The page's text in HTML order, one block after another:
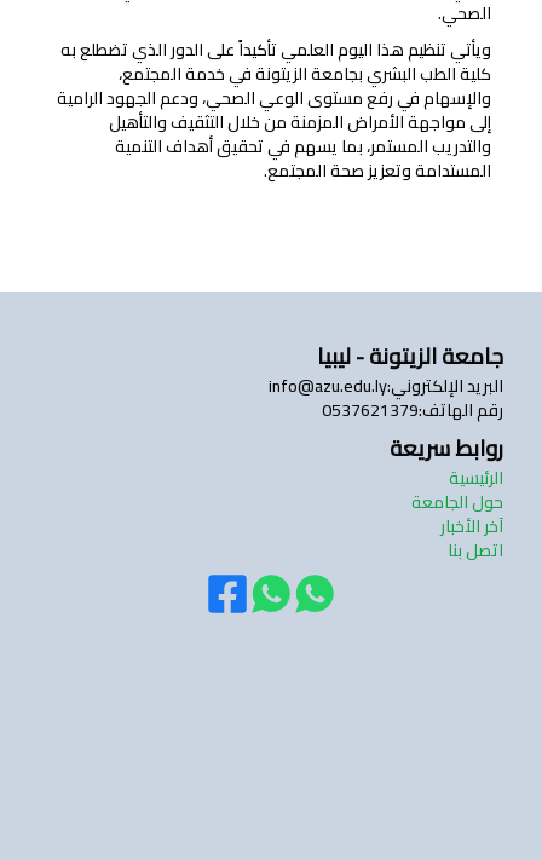
الصحي.
ويأتي تنظيم هذا اليوم العلمي تأكيداً على الدور الذي تضطلع به
كلية الطب البشري بجامعة الزيتونة في خدمة المجتمع،
والإسهام في رفع مستوى الوعي الصحي، ودعم الجهود الرامية
إلى مواجهة الأمراض المزمنة من خلال التثقيف والتأهيل
والتدريب المستمر، بما يسهم في تحقيق أهداف التنمية
المستدامة وتعزيز صحة المجتمع.
جامعة الزيتونة - ليبيا
البريد الإلكتروني:
info@azu.edu.ly
رقم الهاتف:
0537621379
روابط سريعة
الرئيسية
حول الجامعة
آخر الأخبار
اتصل بنا